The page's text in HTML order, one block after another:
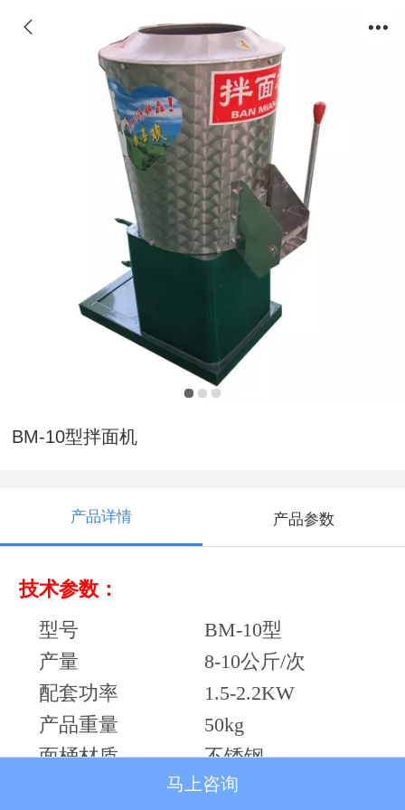
BM-10型拌面机
产品详情 产品参数
技术参数：
型号
BM-10型
产量
8-10公斤/次
配套功率
1.5-2.2KW
产品重量
50kg
面桶材质
不锈钢
330/分
马上咨询